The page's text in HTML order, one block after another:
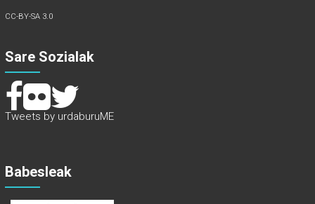
CC-BY-SA 3.0
Sare Sozialak
Tweets by urdaburuME
Babesleak